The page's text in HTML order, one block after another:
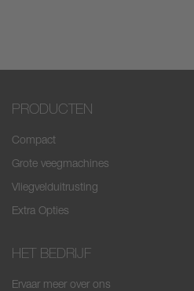
PRODUCTEN
Compact
Grote veegmachines
Vliegvelduitrusting
Extra Opties
HET BEDRIJF
Ervaar meer over ons